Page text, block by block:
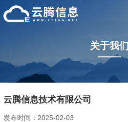
关于我们
云腾信息技术有限公司
发布时间：2025-02-03